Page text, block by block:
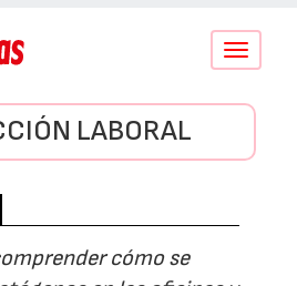
Conmutar
LABORAL
cómo se